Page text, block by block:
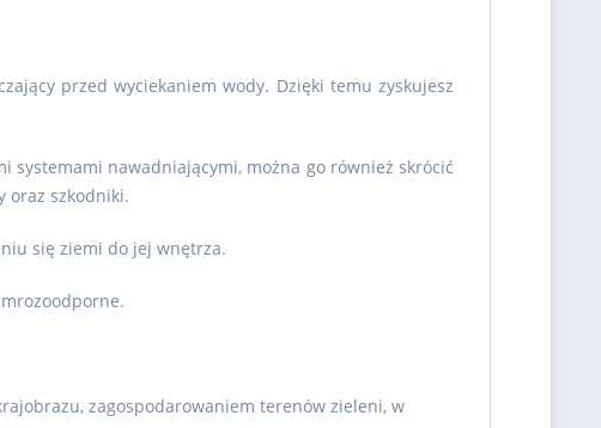
przed wyciekaniem wody. Dzięki temu zyskujesz
systemami nawadniającymi, można go również skrócić
oraz szkodniki.
się ziemi do jej wnętrza.
zagospodarowaniem terenów zieleni, w